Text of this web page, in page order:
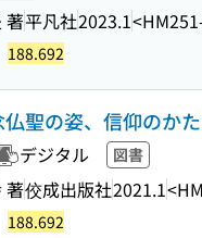
著平凡社2023.1
188.692
仏聖の姿、信仰のか
デジタル 図書
著佼成出版社2021.1
188.692